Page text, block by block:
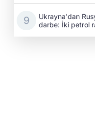
Ukrayna'dan
darbe: İki petrol